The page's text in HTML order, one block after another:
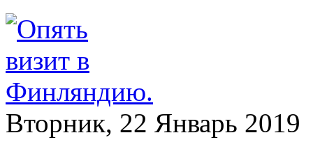
Вторник, 22 Январь 2019